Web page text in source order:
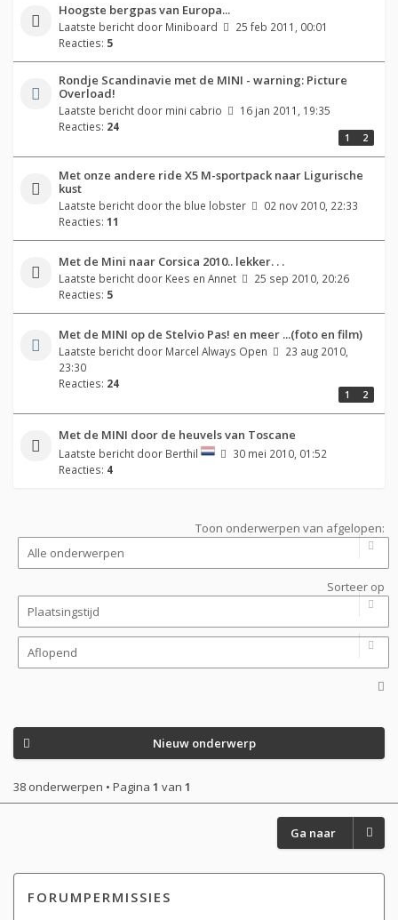
Hoogste bergpas van Europa...
Laatste bericht door Miniboard
25 feb 2011, 00:01
Reacties: 5
Rondje Scandinavie met de MINI - warning: Picture
Overload!
Laatste bericht door mini cabrio
16 jan 2011, 19:35
Reacties: 24
1 2
Met onze andere ride X5 M-sportpack naar Ligurische
kust
Laatste bericht doorthe blue lobster
02 nov 2010, 22:33
Reacties: 11
Met de Mini naar Corsica 2010.. lekker. . .
Laatste bericht door Kees en Annet
25 sep 2010, 20:26
Reacties: 5
Met de MINI op de Stelvio Pas! en meer ...(foto en film)
Laatste bericht door Marcel Always Open
23 aug 2010,
23:30
Reacties: 24
1 2
Met de MINI door de heuvels van Toscane
Laatste bericht door Berthil
30 mei 2010, 01:52
Reacties: 4
Toon onderwerpen van afgelopen:
Sorteer op
Nieuw onderwerp
38 onderwerpen • Pagina 1 van 1
Ga naar
FORUMPERMISSIES